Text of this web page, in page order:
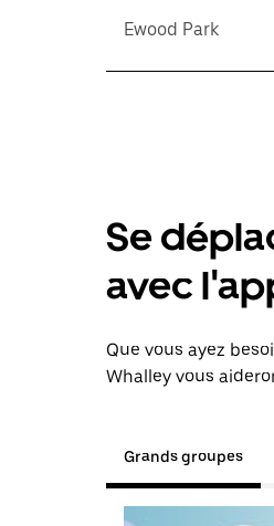
Ewood Park
Se
avec
Que vous ayez
Whalley vous
Grands groupes